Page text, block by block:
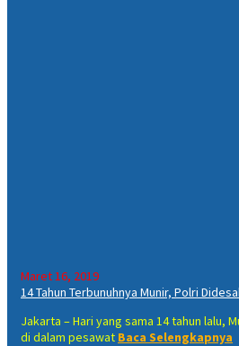
Maret 16, 2019
14 Tahun Terbunuhnya Munir, Polri
Jakarta – Hari yang sama 14 tahun lalu,
di dalam pesawat Baca Selengkapnya